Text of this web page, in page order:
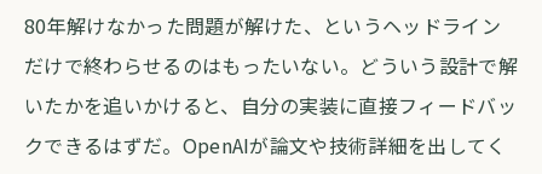
80年解けなかった問題が解けた、というヘッドライン
だけで終わらせるのはもったいない。どういう設計で解
いたかを追いかけると、自分の実装に直接フィードバッ
クできるはずだ。OpenAIが論文や技術詳細を出してく